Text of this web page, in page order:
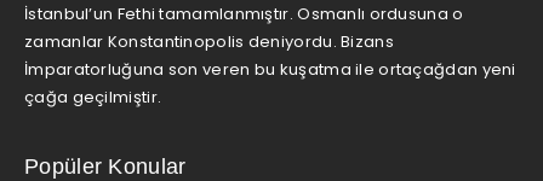
İstanbul’un Fethi tamamlanmıştır. Osmanlı ordusuna o
zamanlar Konstantinopolis deniyordu. Bizans
İmparatorluğuna son veren bu kuşatma ile ortaçağdan yeni
çağa geçilmiştir.
Popüler Konular